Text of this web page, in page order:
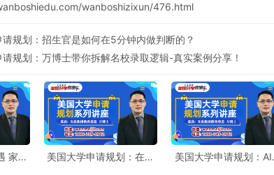
wanboshizixun/476.html
请规划：招生官是如何在5分钟内做判断的？
规划：万博士带你拆解名校录取逻辑-真实案例分享！
家长
美国大学申请规划：在名
美国大学申请规划：AI